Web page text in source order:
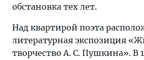
обстановка тех лет.
Над квартирой поэта
литературная экспозиция
творчество А. С. Пушкина». В